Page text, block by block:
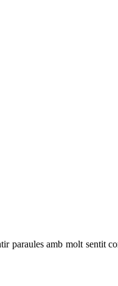
amb molt sentit